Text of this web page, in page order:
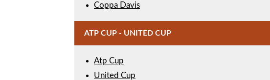
Coppa Davis
ATP CUP - UNITED CUP
Atp Cup
United Cup